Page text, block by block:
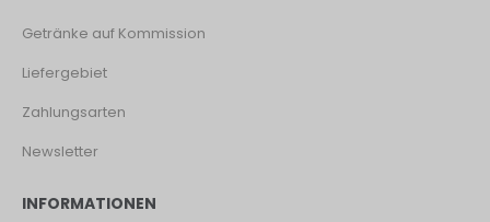
Getränke auf Kommission
Liefergebiet
Zahlungsarten
Newsletter
INFORMATIONEN